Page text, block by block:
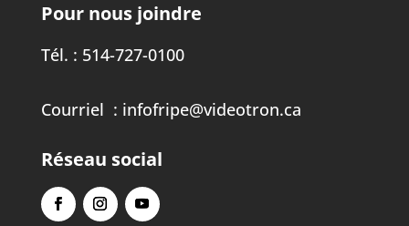
Pour nous joindre
Tél. : 514-727-0100
Courriel : infofripe@videotron.ca
Réseau social